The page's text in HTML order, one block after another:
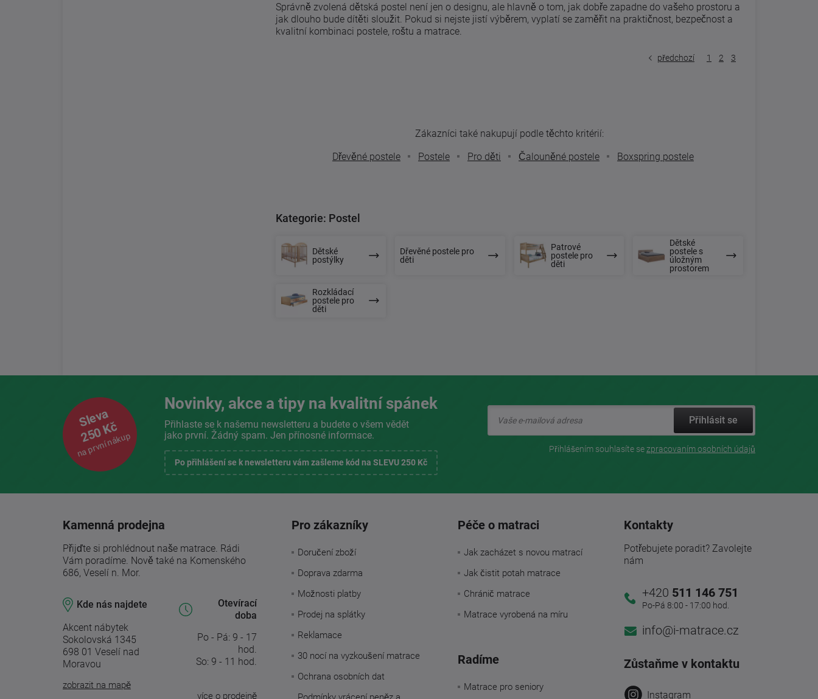
Správně zvolená dětská postel není jen o designu, ale hlavně o tom, jak dobře zapadne do vašeho prostoru a
jak dlouho bude dítěti sloužit. Pokud si nejste jistí výběrem, vyplatí se zaměřit na praktičnost, bezpečnost a
kvalitní kombinaci postele, roštu a matrace.
předchozí 3
2
1
Zákazníci také nakupují podle těchto kritérií:
Dřevěné postele
Postele Pro děti Čalouněné postele Boxspring postele
Kategorie: Postel
Dětské
postýlky
Dřevěné postele pro
děti
Patrové
postele pro
děti
Dětské
postele s
úložným
prostorem
Rozkládací
postele pro
děti
Sleva
250 Kč
na první nákup
Novinky, akce a tipy na kvalitní spánek
Přihlaste se k našemu newsletteru a budete o všem vědět
jako první. Žádný spam. Jen přínosné informace.
Po přihlášení se k newsletteru vám zašleme kód na SLEVU 250 Kč
Přihlásit se
Přihlášením souhlasíte sezpracovaním osobních údajů
Kamenná prodejna
Přijďte si prohlédnout naše matrace. Rádi
Vám poradíme. Nově také na Komenského
686, Veselí n. Mor.
Kde nás najdete
Akcent nábytek
Sokolovská 1345
698 01 Veselí nad
Moravou
zobrazit na mapě
Otevírací
doba
Po - Pá: 9 - 17
hod.
So: 9 - 11 hod.
více o prodejně
Pro zákazníky
Doručení zboží
Doprava zdarma
Možnosti platby
Prodej na splátky
Reklamace
30 nocí na vyzkoušení matrace
Ochrana osobních dat
Péče o matraci
Jak zacházet s novou matrací
Jak čistit potah matrace
Chránič matrace
Matrace vyrobená na míru
Radíme
Matrace pro seniory
Kontakty
Potřebujete poradit? Zavolejte
nám
+420 511 146 751
Po-Pá 8:00 - 17:00 hod.
info@i-matrace.cz
Zůstaňme v kontaktu
Instagram